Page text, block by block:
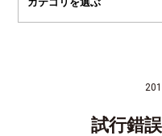
試行錯